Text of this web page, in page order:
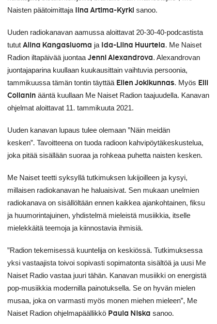
Naisten päätoimittaja Iina Artima-Kyrki sanoo.
Uuden radiokanavan aamussa aloittavat 20-30-40-podcastista
tutut Alina Kangasluoma ja Ida-Liina Huurtela. Me Naiset
Radion iltapäivää juontaa Jenni Alexandrova. Alexandrovan
juontajaparina kuullaan kuukausittain vaihtuvia persoonia,
tammikuussa tämän tontin täyttää Ellen Jokikunnas. Myös Elli
Collanin ääntä kuullaan Me Naiset Radion taajuudella. Kanavan
ohjelmat aloittavat 11. tammikuuta 2021.
Uuden kanavan lupaus tulee olemaan ”Näin meidän
kesken”. Tavoitteena on tuoda radioon kahvipöytäkeskustelua,
joka pitää sisällään suoraa ja rohkeaa puhetta naisten kesken.
Me Naiset teetti syksyllä tutkimuksen lukijoilleen ja kysyi,
millaisen radiokanavan he haluaisivat. Sen mukaan unelmien
radiokanava on sisällöltään ennen kaikkea ajankohtainen, fiksu
ja huumorintajuinen, yhdistelmä mieleistä musiikkia, itselle
mielekkäitä teemoja ja kiinnostavia ihmisiä.
”Radion tekemisessä kuuntelija on keskiössä. Tutkimuksessa
yksi vastaajista toivoi sopivasti sopimatonta sisältöä ja uusi Me
Naiset Radio vastaa juuri tähän. Kanavan musiikki on energistä
pop-musiikkia modernilla painotuksella. Se on hyvän mielen
musaa, joka on varmasti myös monen miehen mieleen”, Me
Naiset Radion ohjelmapäällikkö Paula Niska sanoo.